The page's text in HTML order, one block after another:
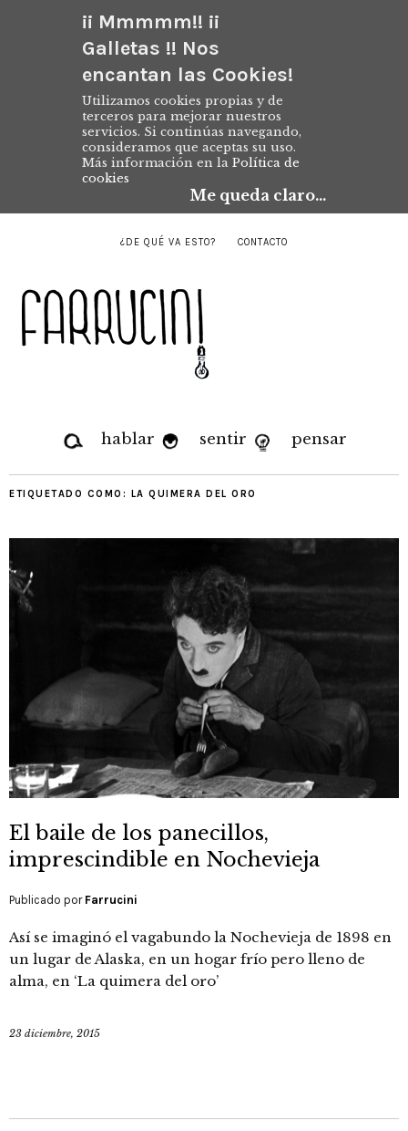
¡¡ Mmmmm!! ¡¡
Galletas !! Nos
encantan las Cookies!
Utilizamos cookies propias y de
terceros para mejorar nuestros
servicios. Si continúas navegando,
consideramos que aceptas su uso.
Más información en la Política de
cookies
Me queda claro...
¿DE QUÉ VA ESTO? CONTACTO
hablar sentir pensar
ETIQUETADO COMO: LA QUIMERA DEL ORO
El baile de los panecillos,
imprescindible en Nochevieja
Publicado por Farrucini
Así se imaginó el vagabundo la Nochevieja de 1898 en
un lugar de Alaska, en un hogar frío pero lleno de
alma, en ‘La quimera del oro’
23 diciembre, 2015